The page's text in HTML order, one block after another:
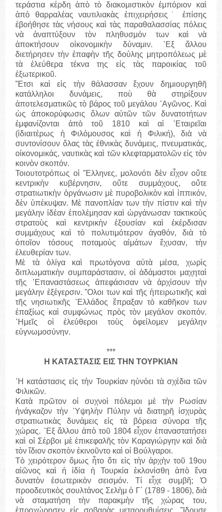
τεράστια κέρδη ἀπὸ τὸ διακομιστικὸν ἐμπόριον καὶ
ἀπὸ θαρραλέας ναυτιλιακὰς ἐπιχειρήσεις˙ ἐπίσης
ἐβοήθησε τὰς νήσους καὶ τὰς παραθαλασσίας πόλεις
νὰ ἀναπτύξουν τὸν πληθυσμόν των καὶ νὰ
ἀποκτήσουν οἰκονομικὴν δύναμιν. ᾽Εξ ἄλλου
διετήρησεν τὴν ἐπαφὴν τῆς δούλης μητροπόλεως μὲ
τὰ ἐλεύθερα τέκνα της εἰς τὰς παροικίας τοῦ
ἐξωτερικοῦ.
῎Ετσι καὶ εἰς τὴν θάλασσαν ἔχουν δημιουργηθῆ
κατάλληλοι δυνάμεις, ποὺ θὰ στηρίξουν
ἀποτελεσματικῶς τὸ βάρος τοῦ μεγάλου ᾽Αγῶνος. Καὶ
ὡς ἀποκορύφωσις ὅλων αὐτῶν τῶν δυνατοτήτων
ἐμφανίζονται ἀπὸ τοῦ 1810 καὶ αἱ ῾Εταιρεῖαι
(ἰδιαιτέρως ἡ Φιλόμουσος καὶ ἡ Φιλική), διὰ νὰ
συντονίσουν ὅλας τὰς ἐθνικὰς δυνάμεις, πνευματικάς,
οἰκονομικάς, ναυτικὰς καὶ τῶν κλεφταρματολῶν εἰς τὸν
κοινὸν σκοπόν.
Τοιουτοτρόπως οἱ ῞Ελληνες, μολονότι δὲν εἶχον οὔτε
κεντρικὴν κυβέρνησιν, οὔτε συμμάχους, οὔτε
στρατιωτικὴν ὀργάνωσιν μὲ πυροβολικὸν καὶ ἱππικόν,
δὲν ὑπέκυψαν. Μὲ πανοπλίαν των τὴν πίστιν καὶ τὴν
μεγάλην ἰδέαν ἐπολέμησαν καὶ ὠργάνωσαν τακτικοὺς
στρατοὺς καὶ κεντρικὴν ἐξουσίαν καὶ ἐκέρδισαν
συμμάχους καὶ τὸ πολυτιμότερον ἀγαθόν, διὰ τὸ
ὁποῖον τόσους ποταμοὺς αἱμάτων ἔχυσαν, τὴν
ἐλευθερίαν των.
Μὲ τὰ ὀλίγα καὶ πρωτόγονα αὐτὰ μέσα, χωρὶς
διπλωματικὴν συμπαράστασιν, οἱ ἀδάμαστοι μαχηταὶ
τῆς ᾽Επαναστάσεως ἀπεφάσισαν νὰ ἀρχίσουν τὴν
μεγάλην ἐξέγερσιν. ῞Ολοι των καὶ τῆς ἠπειρωτικῆς καὶ
τῆς νησιωτικῆς ῾Ελλάδος ἔπραξαν τὸ καθῆκον των
ἐπαξίως καὶ συμφώνως πρὸς τὸν μεγάλον σκοπόν.
῾Ημεῖς οἱ ἐλεύθεροι τοὺς ὀφείλομεν μεγάλην
εὐγνωμοσύνην.
***
Η ΚΑΤΑΣΤΑΣΙΣ ΕΙΣ ΤΗΝ ΤΟΥΡΚΙΑΝ
῾Η κατάστασις εἰς τὴν Τουρκίαν ηὐνόει τὰ σχέδια τῶν
Φιλικῶν.
Κατὰ πρῶτον οἱ συχνοὶ πόλεμοι μὲ τὴν Ρωσίαν
ἠνάγκαζον τὴν ῾Υψηλὴν Πύλην νὰ διατηρῆ ἰσχυρὰς
στρατιωτικὰς δυνάμεις εἰς τὰ βόρεια σύνορα τῆς
χώρας. ᾽Εξ ἄλλου ἀπὸ τοῦ 1804 εἶχον ἐπαναστατήσει
καὶ οἱ Σέρβοι μὲ ἐπικεφαλῆς τὸν Καραγιώργην καὶ διὰ
τὸν ἴδιον σκοπὸν ἐκινοῦντο καὶ οἱ Βούλγαροι.
Τὸ χειρότερον ὅμως ἦτο ὅτι εἰς τὴν ἀρχὴν τοῦ 19ου
αἰῶνος καὶ ἡ ίδία ἡ Τουρκία ἐκλονίσθη ἀπὸ ἕνα
δυνατὸν ἐσωτερικὸν σεισμόν. Τί εἶχε συμβῆ; Ὁ
προοδευτικὸς σουλτάνος Σελὴμ ὁ Γ΄ (1789 - 1806), διὰ
νὰ σταματήση τὴν παρακμὴν τῆς χώρας του,